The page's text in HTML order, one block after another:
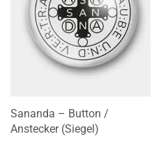
Sananda – Button /
Anstecker (Siegel)